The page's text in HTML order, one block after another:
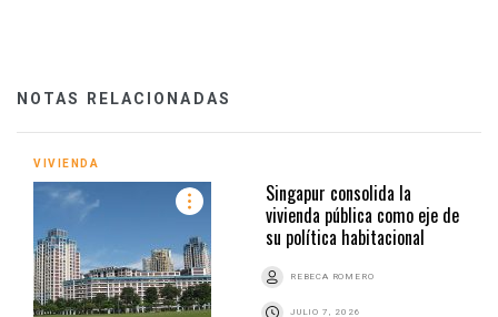
NOTAS RELACIONADAS
VIVIENDA
Singapur consolida la
vivienda pública como eje de
su política habitacional
REBECA ROMERO
JULIO 7, 2026